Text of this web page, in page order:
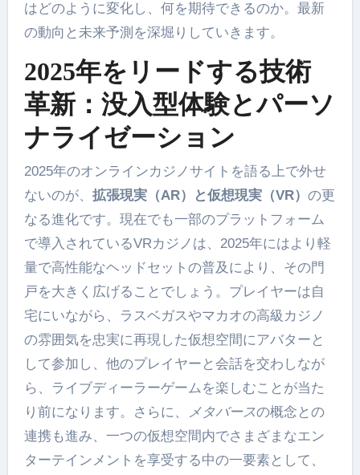
はどのように変化し、何を期待できるのか。最新
の動向と未来予測を深堀りしていきます。
2025年をリードする技術
革新：没入型体験とパーソ
ナライゼーション
2025年のオンラインカジノサイトを語る上で外せ
ないのが、 拡張現実（AR）と仮想現実（VR） の更
なる進化です。現在でも一部のプラットフォーム
で導入されているVRカジノは、2025年にはより軽
量で高性能なヘッドセットの普及により、その門
戸を大きく広げることでしょう。プレイヤーは自
宅にいながら、ラスベガスやマカオの高級カジノ
の雰囲気を忠実に再現した仮想空間にアバターと
して参加し、他のプレイヤーと会話を交わしなが
ら、ライブディーラーゲームを楽しむことが当た
り前になります。さらに、
メタバースの概念との
連携も進み、一つの仮想空間内でさまざまなエン
ターテインメントを享受する中の一要素として、